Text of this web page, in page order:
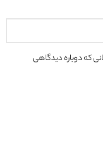
که دوباره دیدگاهی